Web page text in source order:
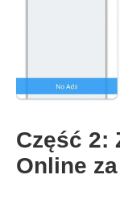
Część 2:
Online